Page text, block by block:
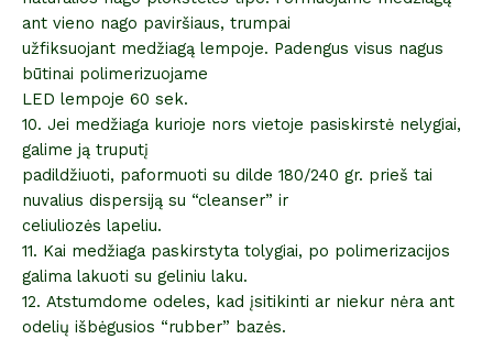
ant vieno nago paviršiaus, trumpai
užfiksuojant medžiagą lempoje. Padengus visus nagus
būtinai polimerizuojame
LED lempoje 60 sek.
10. Jei medžiaga kurioje nors vietoje pasiskirstė nelygiai,
galime ją truputį
padildžiuoti, paformuoti su dilde 180/240 gr. prieš tai
nuvalius dispersiją su “cleanser” ir
celiuliozės lapeliu.
11. Kai medžiaga paskirstyta tolygiai, po polimerizacijos
galima lakuoti su geliniu laku.
12. Atstumdome odeles, kad įsitikinti ar niekur nėra ant
odelių išbėgusios “rubber” bazės.